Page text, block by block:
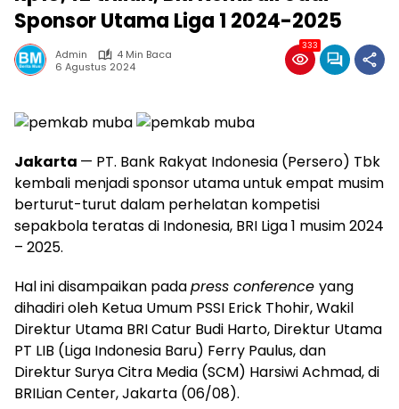
Sponsor Utama Liga 1 2024-2025
Admin
4 Min Baca
6 Agustus 2024
333
Jakarta — PT. Bank Rakyat Indonesia (Persero) Tbk
kembali menjadi sponsor utama untuk empat musim
berturut-turut dalam perhelatan kompetisi
sepakbola teratas di Indonesia, BRI Liga 1 musim 2024
– 2025.
Hal ini disampaikan padapress conference yang
dihadiri oleh Ketua Umum PSSI Erick Thohir, Wakil
Direktur Utama BRI Catur Budi Harto, Direktur Utama
PT LIB (Liga Indonesia Baru) Ferry Paulus, dan
Direktur Surya Citra Media (SCM) Harsiwi Achmad, di
BRILian Center, Jakarta (06/08).